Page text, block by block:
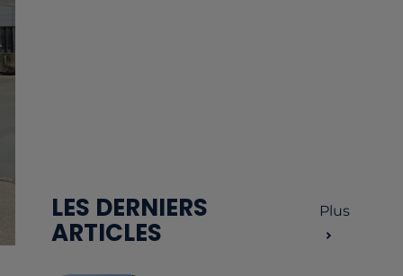
LES DERNIERS
ARTICLES
Plus